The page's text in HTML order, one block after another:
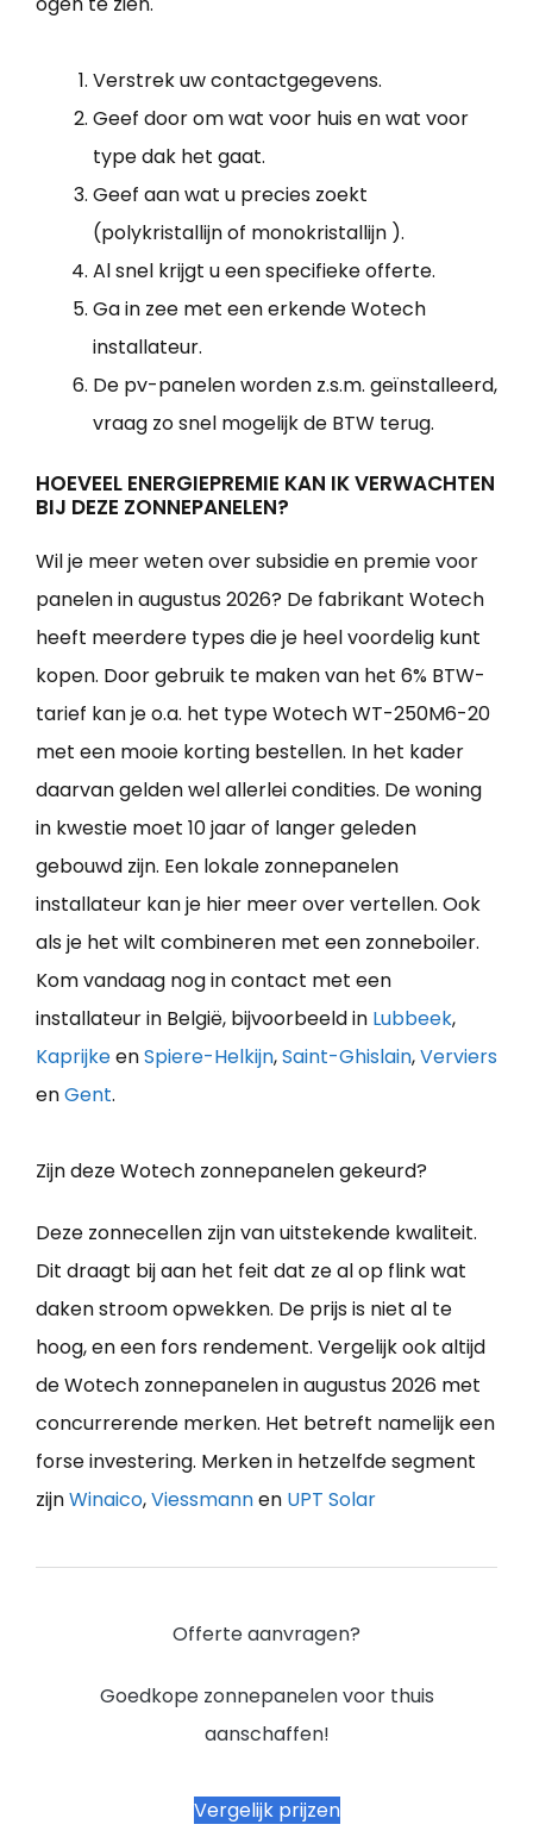
Verstrek uw contactgegevens.
Geef door om wat voor huis en wat voor
type dak het gaat.
Geef aan wat u precies zoekt
(polykristallijn of monokristallijn ).
Al snel krijgt u een specifieke offerte.
Ga in zee met een erkende Wotech
installateur.
De pv-panelen worden z.s.m. geïnstalleerd,
vraag zo snel mogelijk de BTW terug.
HOEVEEL ENERGIEPREMIE KAN IK VERWACHTEN
BIJ DEZE ZONNEPANELEN?
Wil je meer weten over subsidie en premie voor
panelen in augustus 2026? De fabrikant Wotech
heeft meerdere types die je heel voordelig kunt
kopen. Door gebruik te maken van het 6% BTW-
tarief kan je o.a. het type Wotech WT-250M6-20
met een mooie korting bestellen. In het kader
daarvan gelden wel allerlei condities. De woning
in kwestie moet 10 jaar of langer geleden
gebouwd zijn. Een lokale zonnepanelen
installateur kan je hier meer over vertellen. Ook
als je het wilt combineren met een zonneboiler.
Kom vandaag nog in contact met een
installateur in België, bijvoorbeeld in Lubbeek,
KaprijkeenSpiere-Helkijn,Saint-Ghislain,Verviers
enGent.
Zijn deze Wotech zonnepanelen gekeurd?
Deze zonnecellen zijn van uitstekende kwaliteit.
Dit draagt bij aan het feit dat ze al op flink wat
daken stroom opwekken. De prijs is niet al te
hoog, en een fors rendement. Vergelijk ook altijd
de Wotech zonnepanelen in augustus 2026 met
concurrerende merken. Het betreft namelijk een
forse investering. Merken in hetzelfde segment
zijnWinaico,Viessmannen UPT Solar
Offerte aanvragen?
Goedkope zonnepanelen voor thuis
aanschaffen!
Vergelijk prijzen